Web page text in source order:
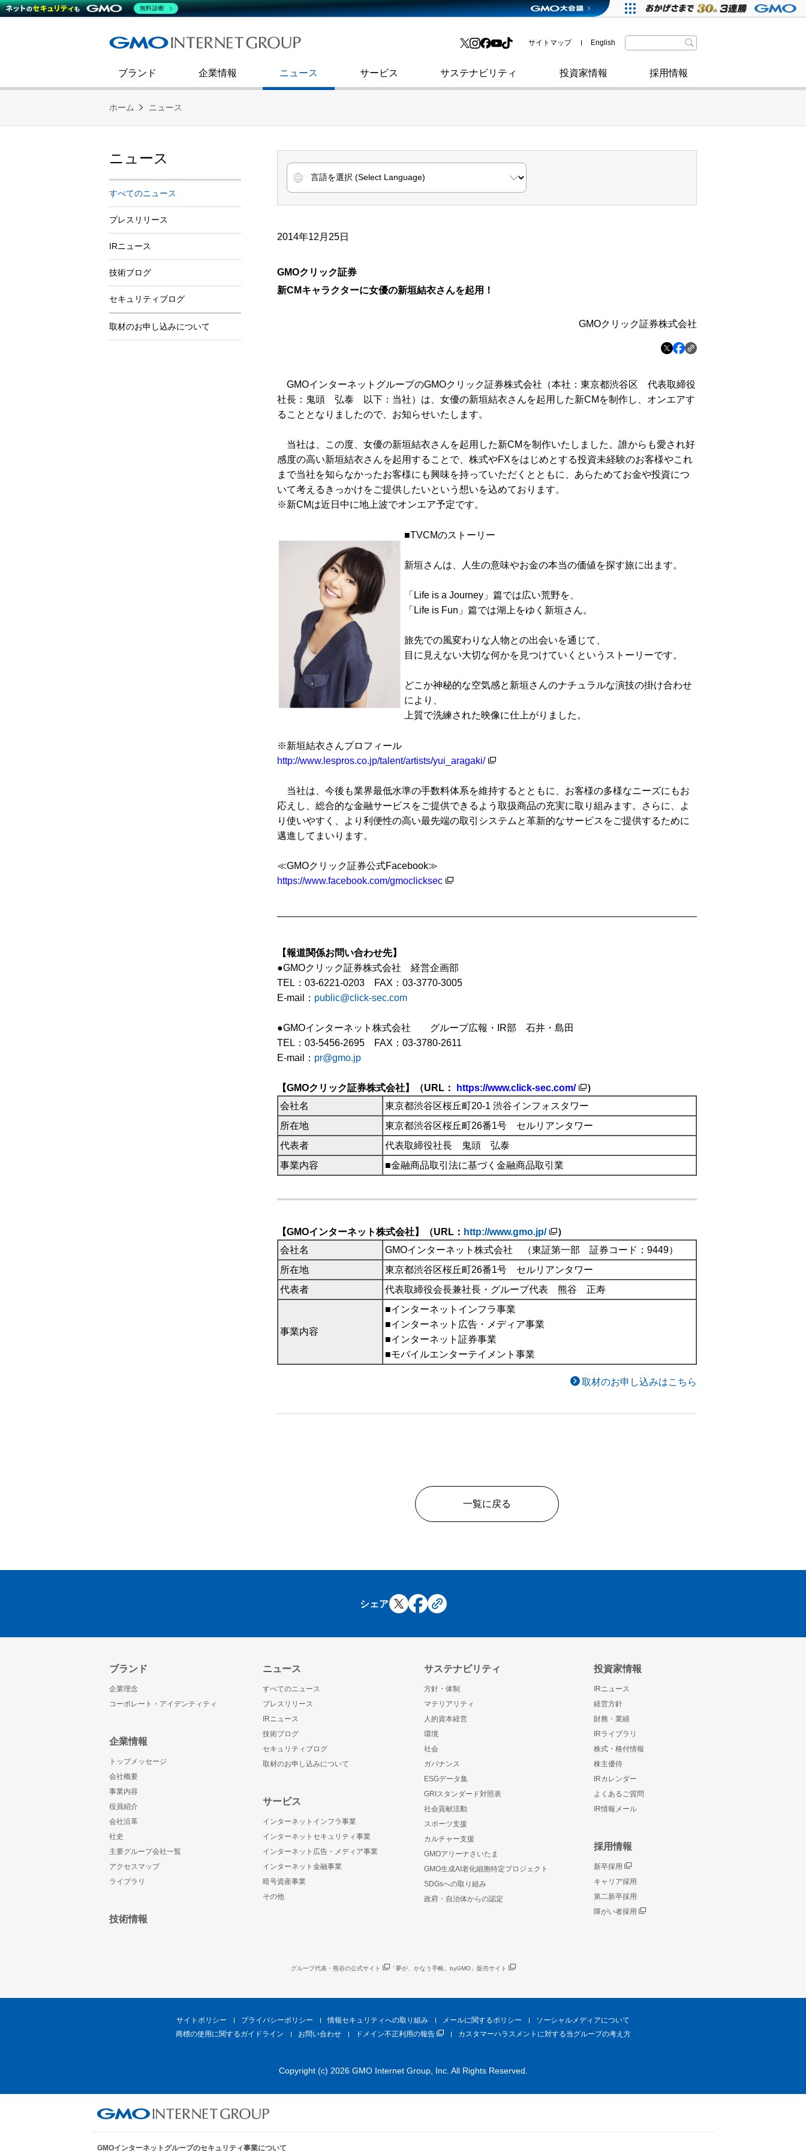
ブランド
企業情報
会社概要
社史
渋谷フクラス入館方法
ニュース
技術ブログ 取材のお申し込みについて
サービス
インターネットセキュリティ事業 その他
サステナビリティ
コミュニケーション
ダイバーシティ＆インクルージョン
SDGsへの取り組み
政府・自治体からの認定
投資家情報
熊谷正寿が語るグループ成長戦略・
財務・業績
よくあるご質問 格付・社債情報
採用情報
第二新卒採用 サイトマップ English
ホーム ニュース
2014年12月25日
GMOクリック証券
新CMキャラクターに女優の新垣結衣さんを起用！
GMOクリック証券株式会社
GMOインターネットグループのGMOクリック証券株式会社（本社：東京都渋谷区 代表取締役
社長：鬼頭 弘泰 以下：当社）は、女優の新垣結衣さんを起用した新CMを制作し、オンエアす
ることとなりましたので、お知らせいたします。
当社は、この度、女優の新垣結衣さんを起用した新CMを制作いたしました。誰からも愛され好
感度の高い新垣結衣さんを起用することで、株式やFXをはじめとする投資未経験のお客様やこれ
まで当社を知らなかったお客様にも興味を持っていただくとともに、あらためてお金や投資につ
いて考えるきっかけをご提供したいという想いを込めております。
※新CMは近日中に地上波でオンエア予定です。
■TVCMのストーリー
新垣さんは、人生の意味やお金の本当の価値を探す旅に出ます。
「 Life is a Journey」篇では広い荒野を、
「 Life is Fun」篇では湖上をゆく新垣さん。
旅先での風変わりな人物との出会いを通じて、
目に見えない大切な何かを見つけていくというストーリーです。
どこか神秘的な空気感と新垣さんのナチュラルな演技の掛け合わせ
により、
上質で洗練された映像に仕上がりました。
※新垣結衣さんプロフィール
http://www.lespros.co.jp/talent/artists/yui_aragaki/
当社は、今後も業界最低水準の手数料体系を維持するとともに、お客様の多様なニーズにもお
応えし、総合的な金融サービスをご提供できるよう取扱商品の充実に取り組みます。さらに、よ
り使いやすく、より利便性の高い最先端の取引システムと革新的なサービスをご提供するために
邁進してまいります。
≪GMOクリック証券公式Facebook≫
https://www.facebook.com/gmoclicksec
【報道関係お問い合わせ先】
●GMOクリック証券株式会社 経営企画部
TEL：03-6221-0203
FAX：03-3770-3005
E-mail： public@click-sec.com
●GMOインターネット株式会社 グループ広報・IR部 石井・島田
TEL：03-5456-2695 FAX：03-3780-2611
E-mail： pr@gmo.jp
【GMOクリック証券株式会社】（URL： https://www.click-sec.com/
）
会社名
東京都渋谷区桜丘町20-1 渋谷インフォスタワー
所在地
東京都渋谷区桜丘町26番1号 セルリアンタワー
代表者
代表取締役社長 鬼頭 弘泰
事業内容
■金融商品取引法に基づく金融商品取引業
【GMOインターネット株式会社】（URL： http://www.gmo.jp/
）
会社名
GMOインターネット株式会社 （東証第一部 証券コード：9449）
所在地
東京都渋谷区桜丘町26番1号 セルリアンタワー
代表者
代表取締役会長兼社長・グループ代表 熊谷 正寿
事業内容
■インターネットインフラ事業
■インターネット広告・メディア事業
■インターネット証券事業
■モバイルエンターテイメント事業
取材のお申し込みはこちら
一覧に戻る
ニュース
すべてのニュース
プレスリリース
IRニュース
技術ブログ
セキュリティブログ
取材のお申し込みについて
シェア
ブランド
企業理念
コーポレート・アイデンティティ
企業情報
トップメッセージ
会社概要
事業内容
役員紹介
会社沿革
社史
主要グループ会社一覧
アクセスマップ
ライブラリ
技術情報
ニュース
すべてのニュース
プレスリリース
IRニュース
技術ブログ
セキュリティブログ
取材のお申し込みについて
サービス
インターネットインフラ事業
インターネットセキュリティ事業
インターネット広告・メディア事業
インターネット金融事業
暗号資産事業
その他
サステナビリティ
方針・体制
マテリアリティ
人的資本経営
環境
社会
ガバナンス
ESGデータ集
GRIスタンダード対照表
社会貢献活動
スポーツ支援
カルチャー支援
GMOアリーナさいたま
GMO生成AI老化細胞特定プロジェクト
SDGsへの取り組み
政府・自治体からの認定
投資家情報
IRニュース
経営方針
財務・業績
IRライブラリ
株式・格付情報
株主優待
IRカレンダー
よくあるご質問
IR情報メール
採用情報
新卒採用
キャリア採用
第二新卒採用
障がい者採用
グループ代表・熊谷の公式サイト 「夢が、かなう手帳。byGMO」販売サイト
サイトポリシー プライバシーポリシー 情報セキュリティへの取り組み メールに関するポリシー
ソーシャルメディアについて
商標の使用に関するガイドライン
お問い合わせ ドメイン不正利用の報告 カスタマーハラスメントに対する当グループの考え方
Copyright (c) 2026 GMO Internet Group, Inc. All Rights Reserved.
GMOインターネットグループのセキュリティ事業について
無料診断